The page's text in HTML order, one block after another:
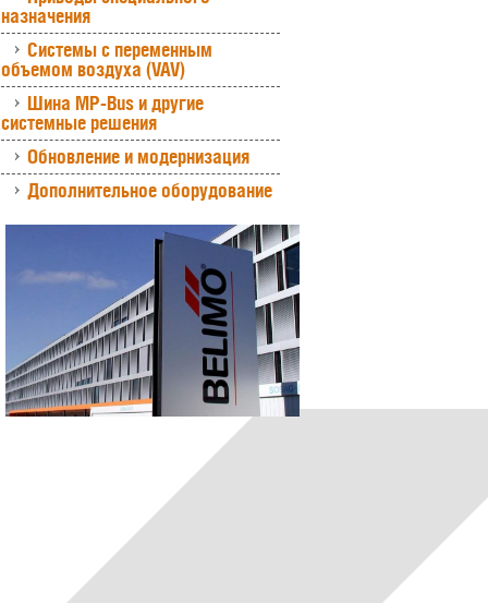
назначения
Системы с переменным
объемом воздуха (VAV)
Шина MP-Bus и другие
системные решения
Обновление и модернизация
Дополнительное оборудование